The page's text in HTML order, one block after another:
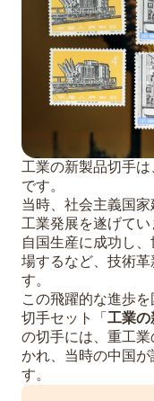
工業の新製品切手
です。
当時、社会主義国
工業発展を遂げて
自国生産に成功し
場するなど、技術
す。
この飛躍的な進歩
切手セット「 工業の
の切手には、重工
かれ、当時の中国
す。